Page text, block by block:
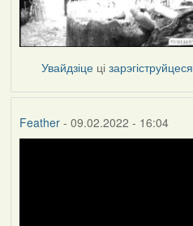
Увайдзіце цізарэгіструйцеся
Feather- 09.02.2022 - 16:04